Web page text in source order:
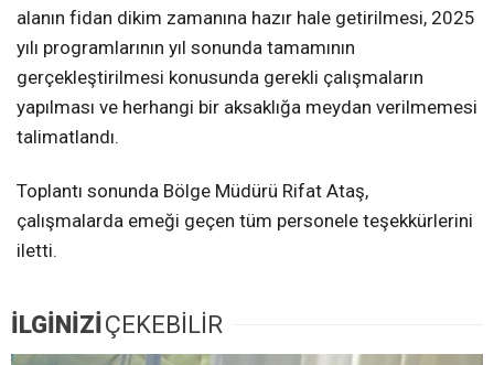
alanın fidan dikim zamanına hazır hale getirilmesi, 2025
yılı programlarının yıl sonunda tamamının
gerçekleştirilmesi konusunda gerekli çalışmaların
yapılması ve herhangi bir aksaklığa meydan verilmemesi
talimatlandı.
Toplantı sonunda Bölge Müdürü Rifat Ataş,
çalışmalarda emeği geçen tüm personele teşekkürlerini
iletti.
İLGİNİZİÇEKEBİLİR